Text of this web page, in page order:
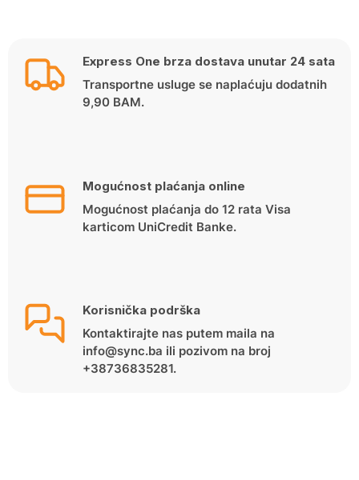
Express One brza dostava unutar 24 sata
Transportne usluge se naplaćuju dodatnih
9,90 BAM.
Mogućnost plaćanja online
Mogućnost plaćanja do 12 rata Visa
karticom UniCredit Banke.
Korisnička podrška
Kontaktirajte nas putem maila na
info@sync.ba ili pozivom na broj
+38736835281.